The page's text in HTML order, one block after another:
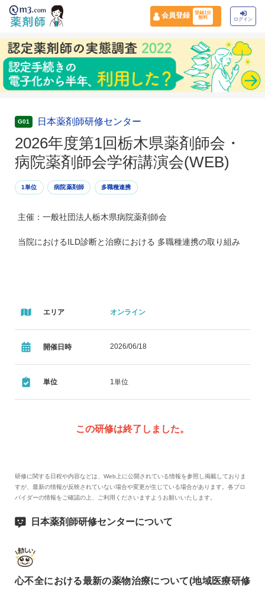
会員登録
登録1分
無料
ログイン
G01 日本薬剤師研修センター
2026年度第1回栃木県薬剤師会・
病院薬剤師会学術講演会(WEB)
1単位 病院薬剤師 多職種連携
主催：一般社団法人栃木県病院薬剤師会
当院におけるILD診断と治療における 多職種連携の取り組み
エリア オンライン
開催日時 2026/06/18
単位 1単位
この研修は終了しました。
研修に関する日程や内容などは、Web上に公開されている情報を参照し掲載しておりま
すが、最新の情報が反映されていない場合や変更が生じている場合があります。各プロ
バイダーの情報をご確認の上、ご利用くださいますようお願いいたします。
日本薬剤師研修センターについて
心不全における最新の薬物治療について(地域医療研修